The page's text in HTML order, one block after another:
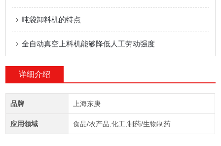
吨袋卸料机的特点
全自动真空上料机能够降低人工劳动强度
详细介绍
品牌 上海东庚
应用领域 食品/农产品,化工,制药/生物制药